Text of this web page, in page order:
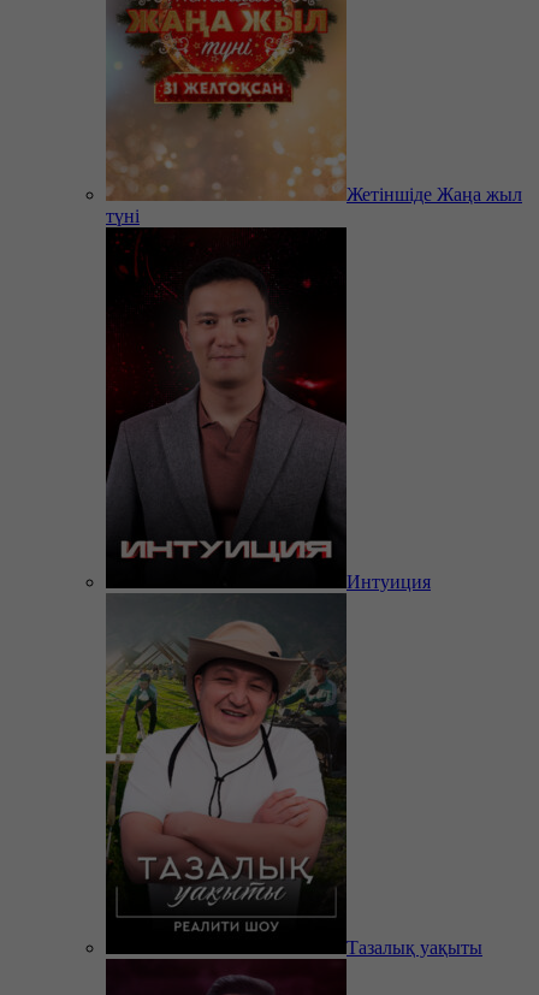
Жетіншіде Жаңа жыл
түні
Интуиция
Тазалық уақыты